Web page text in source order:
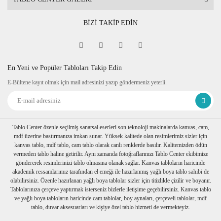
BİZİ TAKİP EDİN
En Yeni ve Popüler Tabloları Takip Edin
E-Bültene kayıt olmak için mail adresinizi yazıp göndermeniz yeterli.
Tablo Center özenle seçilmiş sanatsal eserleri son teknoloji makinalarda kanvas, cam,
mdf üzerine bastırmanıza imkan sunar. Yüksek kalitede olan resimlerimiz sizler için
kanvas tablo, mdf tablo, cam tablo olarak canlı renklerde basılır. Kalitemizden ödün
vermeden tablo haline getirilir. Aynı zamanda fotoğraflarınızı Tablo Center ekibimize
göndererek resimlerinizi tablo olmasına olanak sağlar. Kanvas tabloların haricinde
akademik ressamlarımız tarafından el emeği ile hazırlanmış yağlı boya tablo sahibi de
olabilirsiniz. Özenle hazırlanan yağlı boya tablolar sizler için titizlikle çizilir ve boyanır.
Tablolarınıza çerçeve yaptırmak isterseniz bizlerle iletişime geçebilirsiniz. Kanvas tablo
ve yağlı boya tabloların haricinde cam tablolar, boy aynaları, çerçeveli tablolar, mdf
tablo, duvar aksesuarları ve kişiye özel tablo hizmeti de vermekteyiz.